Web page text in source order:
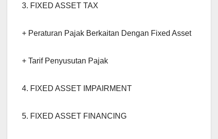
3. FIXED ASSET TAX
+ Peraturan Pajak Berkaitan Dengan Fixed Asset
+ Tarif Penyusutan Pajak
4. FIXED ASSET IMPAIRMENT
5. FIXED ASSET FINANCING